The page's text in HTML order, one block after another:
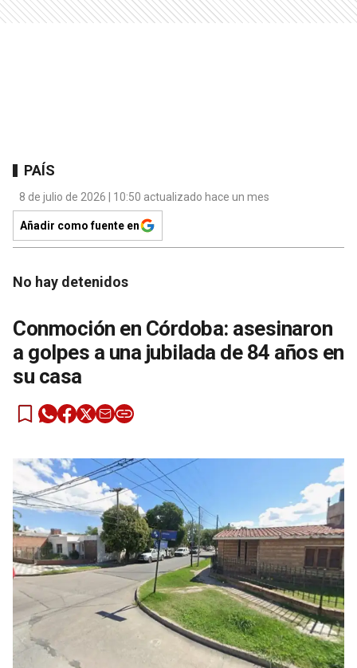
PAÍS
8 de julio de 2026 | 10:50 actualizado hace un mes
Añadir como fuente en
No hay detenidos
Conmoción en Córdoba: asesinaron
a golpes a una jubilada de 84 años en
su casa